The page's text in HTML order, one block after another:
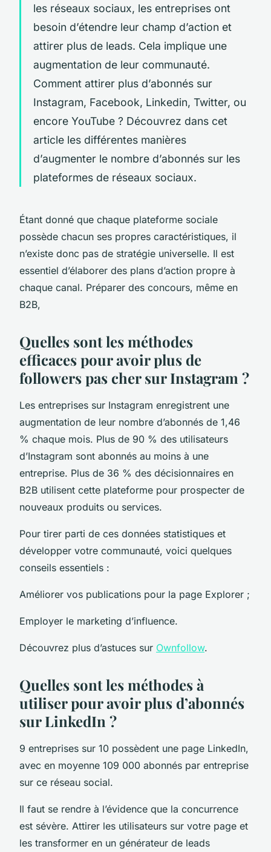
les réseaux sociaux, les entreprises ont
besoin d’étendre leur champ d’action et
attirer plus de leads. Cela implique une
augmentation de leur communauté.
Comment attirer plus d’abonnés sur
Instagram, Facebook, Linkedin, Twitter, ou
encore YouTube ? Découvrez dans cet
article les différentes manières
d’augmenter le nombre d’abonnés sur les
plateformes de réseaux sociaux.
Étant donné que chaque plateforme sociale
possède chacun ses propres caractéristiques, il
n’existe donc pas de stratégie universelle. Il est
essentiel d’élaborer des plans d’action propre à
chaque canal. Préparer des concours, même en
B2B,
Quelles sont les méthodes
efficaces pour avoir plus de
followers pas cher sur Instagram ?
Les entreprises sur Instagram enregistrent une
augmentation de leur nombre d’abonnés de 1,46
% chaque mois. Plus de 90 % des utilisateurs
d’Instagram sont abonnés au moins à une
entreprise. Plus de 36 % des décisionnaires en
B2B utilisent cette plateforme pour prospecter de
nouveaux produits ou services.
Pour tirer parti de ces données statistiques et
développer votre communauté, voici quelques
conseils essentiels :
Améliorer vos publications pour la page Explorer ;
Employer le marketing d’influence.
Découvrez plus d’astuces sur Ownfollow.
Quelles sont les méthodes à
utiliser pour avoir plus d’abonnés
sur LinkedIn ?
9 entreprises sur 10 possèdent une page LinkedIn,
avec en moyenne 109 000 abonnés par entreprise
sur ce réseau social.
Il faut se rendre à l’évidence que la concurrence
est sévère. Attirer les utilisateurs sur votre page et
les transformer en un générateur de leads